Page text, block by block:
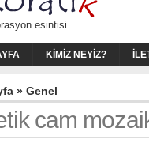
esintisi
KIMIZ NEYIZ?
» Genel
cam